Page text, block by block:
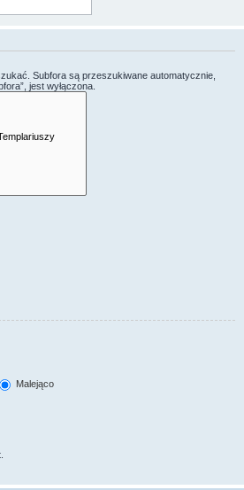
Subfora są przeszukiwane automatycznie,
jest wyłączona.
Malejąco